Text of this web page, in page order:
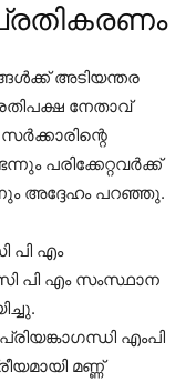
അടിയന്തര
നേതാവ്
പരിക്കേറ്റവർക്ക്
അദ്ദേഹം പറഞ്ഞു.
പി എം
പി എം സംസ്ഥാന
എംപി
മണ്ണ്